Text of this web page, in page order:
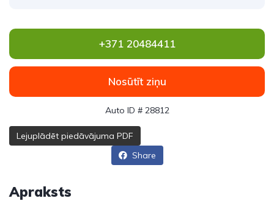
+371 20484411
Nosūtīt ziņu
Auto ID # 28812
Lejuplādēt piedāvājuma PDF
Share
Apraksts